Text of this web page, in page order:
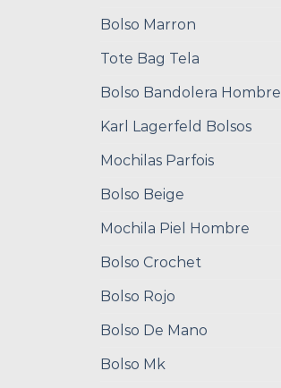
Bolso Marron
Tote Bag Tela
Bolso Bandolera Hombre
Karl Lagerfeld Bolsos
Mochilas Parfois
Bolso Beige
Mochila Piel Hombre
Bolso Crochet
Bolso Rojo
Bolso De Mano
Bolso Mk